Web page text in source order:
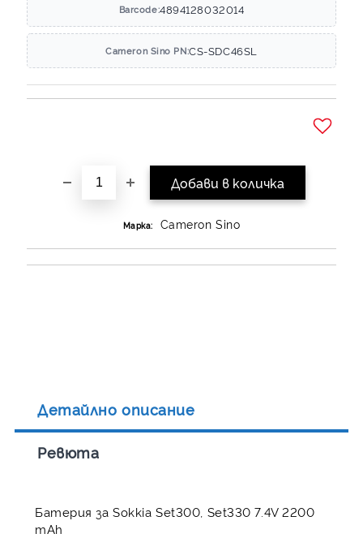
Barcode:4894128032014
Cameron Sino PN:CS-SDC46SL
Марка: Cameron Sino
Детайлно описание
Ревюта
Батерия за Sokkia Set300, Set330 7.4V 2200
mAh